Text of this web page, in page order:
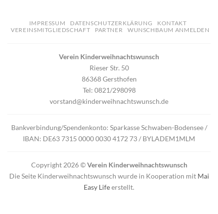
IMPRESSUM DATENSCHUTZERKLÄRUNG
KONTAKT
VEREINSMITGLIEDSCHAFT
PARTNER WUNSCHBAUM ANMELDEN
Verein Kinderweihnachtswunsch
Rieser Str. 50
86368 Gersthofen
Tel: 0821/298098
vorstand@kinderweihnachtswunsch.de
Bankverbindung/Spendenkonto: Sparkasse Schwaben-Bodensee /
IBAN: DE63 7315 0000 0030 4172 73 / BYLADEM1MLM
Copyright 2026 ©Verein Kinderweihnachtswunsch
Die Seite Kinderweihnachtswunsch wurde in Kooperation mit Mai
Easy Lifeerstellt.